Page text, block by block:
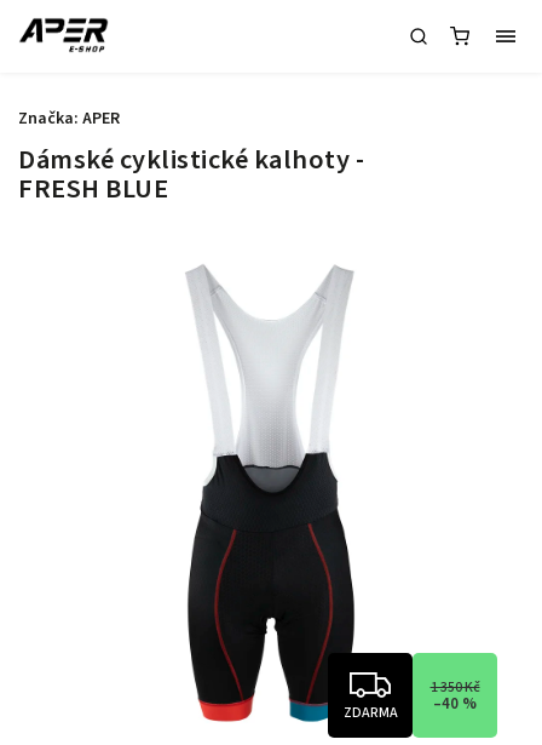
Dámské cyklistické kalhoty -
FRESH BLUE
ZDARMA
1 350 Kč
–40 %
Značka: APER